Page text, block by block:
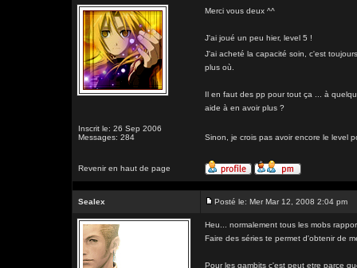
Inscrit le: 26 Sep 2006
Messages: 284
Merci vous deux ^^
J'ai joué un peu hier, level 5 !
J'ai acheté la capacité soin, c'est
plus où.
Il en faut des pp pour tout ça ... à
aide à en avoir plus ?
Sinon, je crois pas avoir encore le level
Revenir en haut de page
Sealex Posté le: Mer Mar 12, 2008 2:04 pm
Heu... normalement tous les mobs
Faire des séries te permet d'obtenir de
Pour les gambits c'est peut etre parce